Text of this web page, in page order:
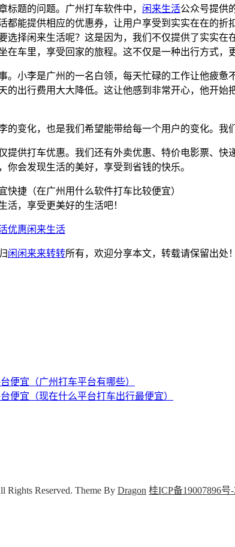
标题的问题。广州打车软件中， 闲来生活公众号提供
都能提供相应的优惠券，让用户享受到实实在在的折扣
选择闲来生活呢？这是因为，我们不仅提供了实实
在车里，享受回家的旅程。这不仅是一种出行方式，
。小李是广州的一名白领，每天忙碌的工作让他疲
的出行费用大大降低。这让他感到非常开心，他开
的变化，也是我们希望能带给每一个用户的变化。
提供打车优惠。我们还有外卖优惠、特价电影票、快
你会发现生活的美好，享受到省钱的快乐。
活，享受更美好的生活吧！
优惠闲来生活
闲闲来来转转所有，欢迎分享本文，转载请保留出处！
便宜（广州打车平台有哪些）
便宜（现在什么平台打车出行最便宜）
Reserved. Theme By Dragon 桂ICP备19007896号